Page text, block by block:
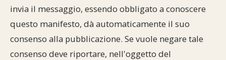
invia il messaggio, essendo obbligato a conoscere
questo manifesto, dà automaticamente il suo
consenso alla pubblicazione. Se vuole negare tale
consenso deve riportare, nell'oggetto del